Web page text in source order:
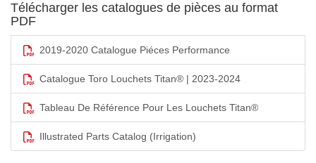
Télécharger les catalogues de pièces au format
PDF
2019-2020 Catalogue Piéces Performance
Catalogue Toro Louchets Titan® | 2023-2024
Tableau De Référence Pour Les Louchets Titan®
Illustrated Parts Catalog (Irrigation)